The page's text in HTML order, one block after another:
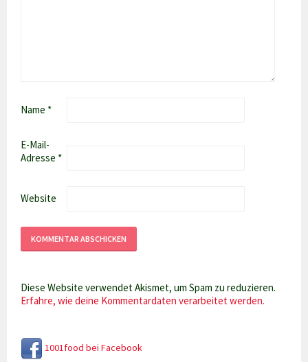
Name *
E-Mail-
Adresse *
Website
Diese Website verwendet Akismet, um Spam zu reduzieren.
Erfahre, wie deine Kommentardaten verarbeitet werden.
1001food bei Facebook